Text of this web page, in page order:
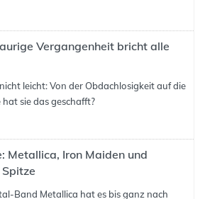
Vergangenheit bricht alle
leicht: Von der Obdachlosigkeit auf die
sie das geschafft?
Metallica, Iron Maiden und
Band Metallica hat es bis ganz nach